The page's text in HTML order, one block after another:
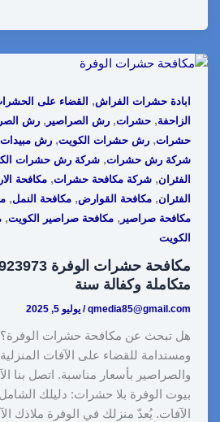
a
c
e
b
o
o
k
h
a
s
A
p
p
i
n
e
r
e
s
t
e
d
d
i
t
i
k
e
d
I
n
o
L
i
n
k
ابادة حشرات الفراش, القضاء على
الزاحفة,حشرات,رش الصراصير ,رش
حشرات,رش حشرات الكويت,رش مبيدات
شركة رش حشرات,شركة رش حشرات
الفئران,شركة مكافحة حشرات,مكافحة
الفئران,مكافحة القوارض,مكافحة النمل,
مكافحة صراصير ,مكافحة صراصير الكويت,
الكويت
متكاملة وكفالة سنة
qmedia85@gmail.com
/يوليو 5, 2025
هل تبحث عن مكافحة حشرات الوفرة؟
ومستدامة للقضاء على الآفات
بيوت الوفرة بلا حشرات: دليلك
الآفات. يُعدّ منزلك في الوفرة ملاذك